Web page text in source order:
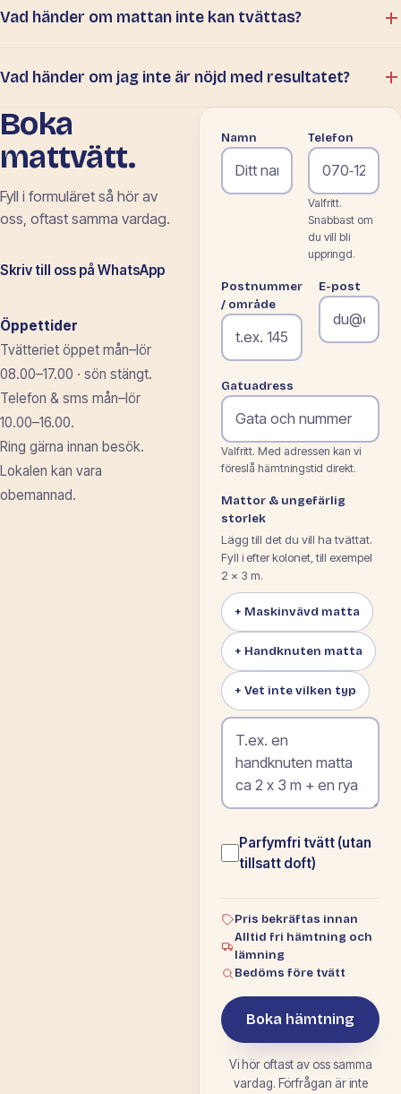
Vad händer om mattan inte kan tvättas?
Vad händer om jag inte är nöjd med resultatet?
Boka
mattvätt.
Fyll i formuläret så hör av
oss, oftast samma vardag.
Skriv till oss på WhatsApp
Öppettider
Tvätteriet öppet mån–lör
08.00–17.00 · sön stängt.
Telefon & sms mån–lör
10.00–16.00.
Ring gärna innan besök.
Lokalen kan vara
obemannad.
Namn Telefon
Valfritt.
Snabbast om
du vill bli
uppringd.
Postnummer
/ område
E-post
Gatuadress
Valfritt. Med adressen kan vi
föreslå hämtningstid direkt.
Mattor & ungefärlig
storlek
Lägg till det du vill ha tvättat.
Fyll i efter kolonet, till exempel
2 × 3 m.
+ Maskinvävd matta
+ Handknuten matta
+ Vet inte vilken typ
Parfymfri tvätt (utan
tillsatt doft)
Pris bekräftas innan
Alltid fri hämtning och
lämning
Bedöms före tvätt
Boka hämtning
Vi hör oftast av oss samma
vardag. Förfrågan är inte